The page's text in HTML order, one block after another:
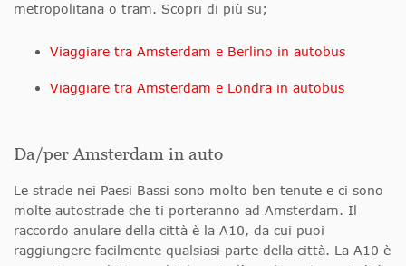
metropolitana o tram. Scopri di più su;
Viaggiare tra Amsterdam e Berlino in autobus
Viaggiare tra Amsterdam e Londra in autobus
Da/per Amsterdam in auto
Le strade nei Paesi Bassi sono molto ben tenute e ci sono
molte autostrade che ti porteranno ad Amsterdam. Il
raccordo anulare della città è la A10, da cui puoi
raggiungere facilmente qualsiasi parte della città. La A10 è